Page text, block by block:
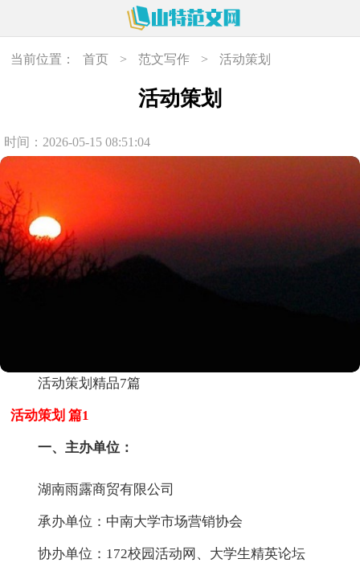
当前位置： 首页 > 范文写作 > 活动策划
活动策划
时间：2026-05-15 08:51:04
活动策划精品7篇
活动策划 篇1
一、主办单位：
湖南雨露商贸有限公司
承办单位：中南大学市场营销协会
协办单位：172校园活动网、大学生精英论坛